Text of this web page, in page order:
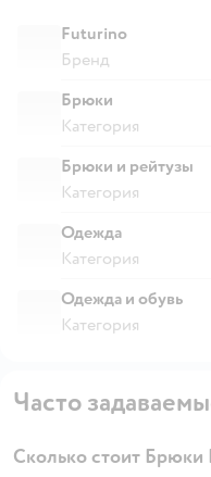
Futurino
Бренд
Брюки
Категория
Брюки и рейтузы
Категория
Одежда
Категория
Одежда и обувь
Категория
Часто
Сколько стоит Брюки